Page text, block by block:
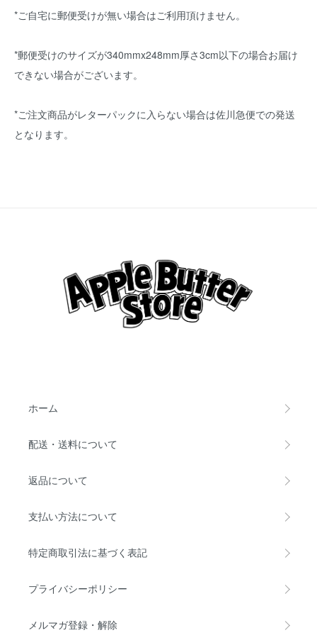
*ご自宅に郵便受けが無い場合はご利用頂けません。
*郵便受けのサイズが340mmx248mm厚さ3cm以下の場合お届け
できない場合がございます。
*ご注文商品がレターパックに入らない場合は佐川急便での発送
となります。
ホーム
配送・送料について
返品について
支払い方法について
特定商取引法に基づく表記
プライバシーポリシー
メルマガ登録・解除